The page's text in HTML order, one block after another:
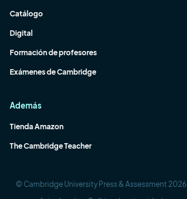
Catálogo
Digital
Formación de profesores
Exámenes de Cambridge
Además
Tienda Amazon
The Cambridge Teacher
© Cambridge University Press & Assessment 2026